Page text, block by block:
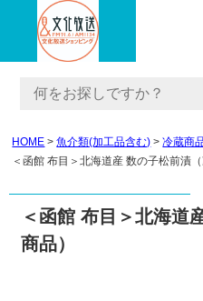
HOME 魚介類(加工品含む)
冷蔵商
＜函館 布目＞北海道産 数の子松前漬（
＜函館 布目＞北海道
商品）